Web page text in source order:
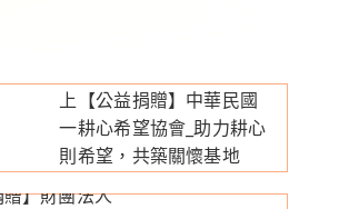
上
一
則
【公益捐贈】中華民國
耕心希望協會_助力耕心
希望，共築關懷基地
】財團法人